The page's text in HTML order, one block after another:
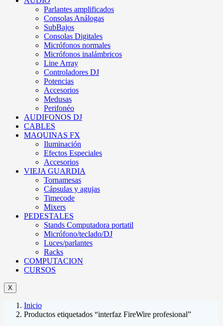
Parlantes amplificados
Consolas Análogas
SubBajos
Consolas Digitales
Micrófonos normales
Micrófonos inalámbricos
Line Array
Controladores DJ
Potencias
Accesorios
Medusas
Perifonéo
AUDIFONOS DJ
CABLES
MAQUINAS FX
Iluminación
Efectos Especiales
Accesorios
VIEJA GUARDIA
Tornamesas
Cápsulas y agujas
Timecode
Mixers
PEDESTALES
Stands Computadora portatil
Micrófono/teclado/DJ
Luces/parlantes
Racks
COMPUTACION
CURSOS
X
Inicio
Productos etiquetados “interfaz FireWire profesional”